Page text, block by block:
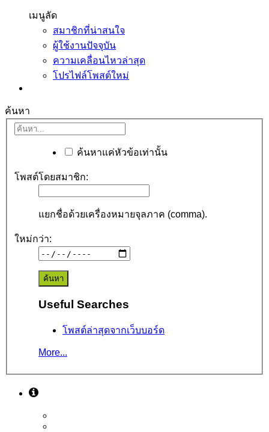
เมนูลัด
สมาชิกที่น่าสนใจ
ผู้ใช้งานปัจจุบัน
ความเคลื่อนไหวล่าสุด
โปรไฟล์โพสต์ใหม่
ค้นหา
ค้นหาแค่หัวข้อเท่านั้น
โพสต์โดยสมาชิก:
แยกชื่อด้วยเครื่องหมายจุลภาค (comma).
ใหม่กว่า:
Useful Searches
โพสต์ล่าสุดจากเว็บบอร์ด
More...